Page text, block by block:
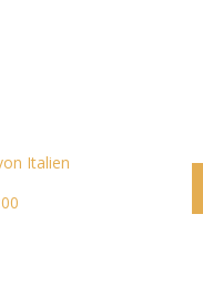
Italien